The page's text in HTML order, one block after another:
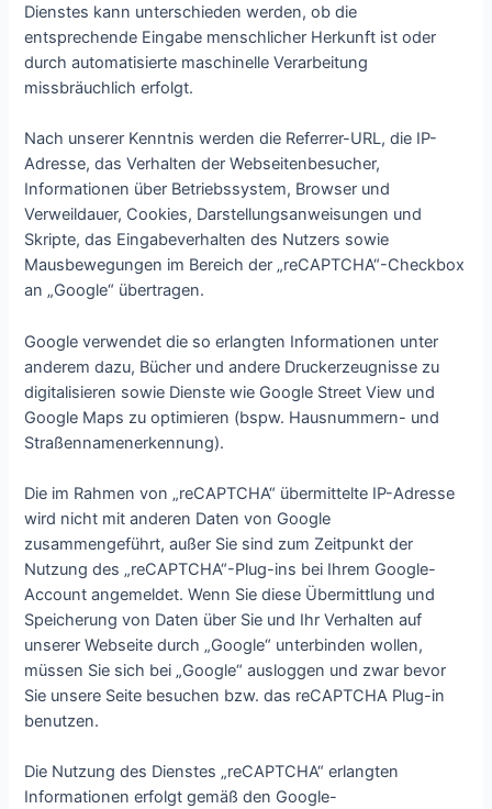
Dienstes kann unterschieden werden, ob die
entsprechende Eingabe menschlicher Herkunft ist oder
durch automatisierte maschinelle Verarbeitung
missbräuchlich erfolgt.
Nach unserer Kenntnis werden die Referrer-URL, die IP-
Adresse, das Verhalten der Webseitenbesucher,
Informationen über Betriebssystem, Browser und
Verweildauer, Cookies, Darstellungsanweisungen und
Skripte, das Eingabeverhalten des Nutzers sowie
Mausbewegungen im Bereich der „reCAPTCHA“-Checkbox
an „Google“ übertragen.
Google verwendet die so erlangten Informationen unter
anderem dazu, Bücher und andere Druckerzeugnisse zu
digitalisieren sowie Dienste wie Google Street View und
Google Maps zu optimieren (bspw. Hausnummern- und
Straßennamenerkennung).
Die im Rahmen von „reCAPTCHA“ übermittelte IP-Adresse
wird nicht mit anderen Daten von Google
zusammengeführt, außer Sie sind zum Zeitpunkt der
Nutzung des „reCAPTCHA“-Plug-ins bei Ihrem Google-
Account angemeldet. Wenn Sie diese Übermittlung und
Speicherung von Daten über Sie und Ihr Verhalten auf
unserer Webseite durch „Google“ unterbinden wollen,
müssen Sie sich bei „Google“ ausloggen und zwar bevor
Sie unsere Seite besuchen bzw. das reCAPTCHA Plug-in
benutzen.
Die Nutzung des Dienstes „reCAPTCHA“ erlangten
Informationen erfolgt gemäß den Google-